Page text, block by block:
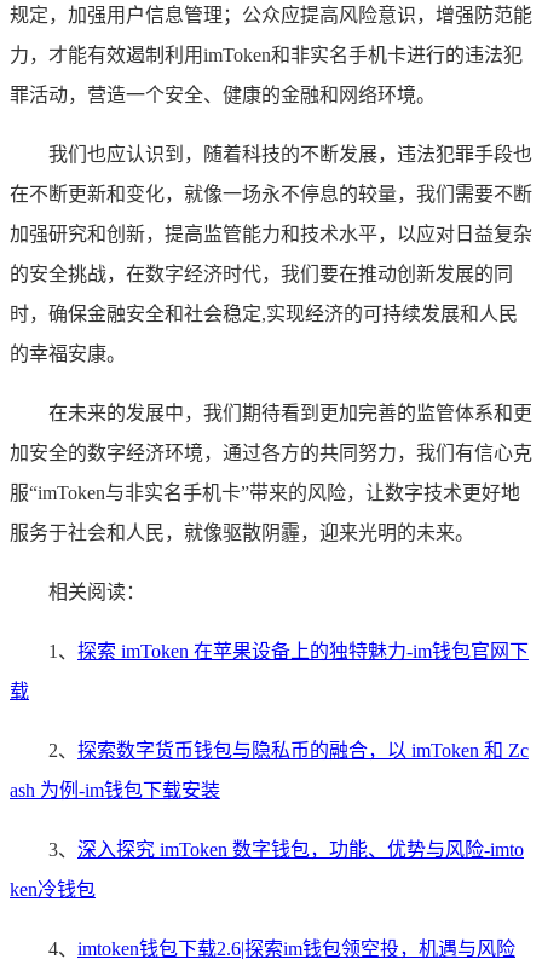
规定，加强用户信息管理；公众应提高风险意识，增强防范能
力，才能有效遏制利用imToken和非实名手机卡进行的违法犯
罪活动，营造一个安全、健康的金融和网络环境。
我们也应认识到，随着科技的不断发展，违法犯罪手段也
在不断更新和变化，就像一场永不停息的较量，我们需要不断
加强研究和创新，提高监管能力和技术水平，以应对日益复杂
的安全挑战，在数字经济时代，我们要在推动创新发展的同
时，确保金融安全和社会稳定,实现经济的可持续发展和人民
的幸福安康。
在未来的发展中，我们期待看到更加完善的监管体系和更
加安全的数字经济环境，通过各方的共同努力，我们有信心克
服“imToken与非实名手机卡”带来的风险，让数字技术更好地
服务于社会和人民，就像驱散阴霾，迎来光明的未来。
相关阅读：
1、 探索 imToken 在苹果设备上的独特魅力-im钱包官网下
载
2、 探索数字货币钱包与隐私币的融合，以 imToken 和 Zc
ash 为例-im钱包下载安装
3、 深入探究 imToken 数字钱包，功能、优势与风险-imto
ken冷钱包
4、 imtoken钱包下载2.6|探索im钱包领空投，机遇与风险